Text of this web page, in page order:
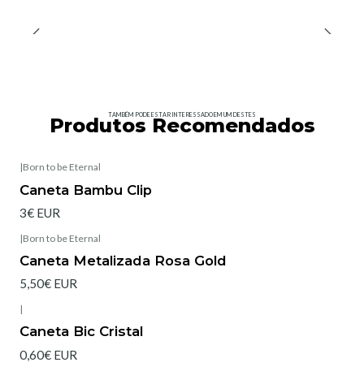
TAMBÉM PODE ESTAR INTERESSADO EM UM DESTES
Produtos Recomendados
|Born to be Eternal
Caneta Bambu Clip
3€ EUR
|Born to be Eternal
Caneta Metalizada Rosa Gold
5,50€ EUR
|
Caneta Bic Cristal
0,60€ EUR